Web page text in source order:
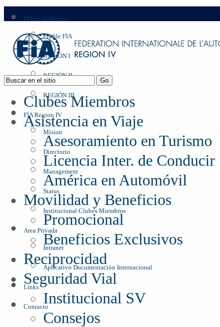
FIA en el Mundo
Profile FIA
REGIÓN I
REGIÓN II
REGIÓN III
FIA Region IV
Mision
Directorio
Management
Status
Institucional Clubes Miembros
Area Privada
Intranet
Aplicativo Documentación Internacional
Links
Contacto
Clubes Miembros
Asistencia en Viaje
Asesoramiento en Turismo
Licencia Inter. de Conducir
América en Automóvil
Movilidad y Beneficios
Promocional
Beneficios Exclusivos
Reciprocidad
Seguridad Vial
Institucional SV
Consejos